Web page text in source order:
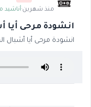
منذ شهرين·أناشيد
انشودة مرحى أيا
انشودة مرحى أيا أشبال